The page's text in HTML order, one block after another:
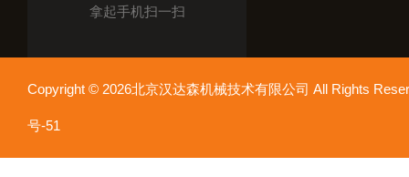
拿起手机扫一扫
Copyright © 2026北京汉达森机械技术有限公司 All Rights
号-51